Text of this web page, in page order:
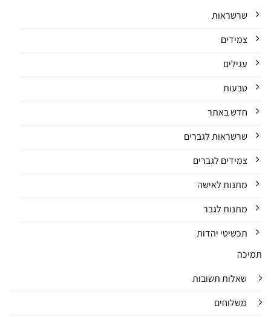
שרשראות
צמידים
עגילים
טבעות
חדש באתר
שרשראות לגברים
צמידים לגברים
מתנות לאישה
מתנות לגבר
תכשיטי יהדות
תמיכה
שאלות תשובות
משלוחים